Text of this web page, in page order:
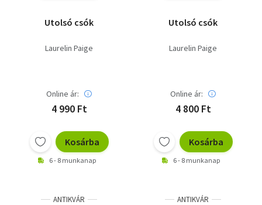
Társadalomtudomány
Természettudomány
Utolsó csók
Laurelin Paige
Online ár:
4 990 Ft
Kosárba
6 - 8 munkanap
Utolsó csók
Laurelin Paige
Online ár:
4 800 Ft
Kosárba
6 - 8 munkanap
ANTIKVÁR ANTIKVÁR